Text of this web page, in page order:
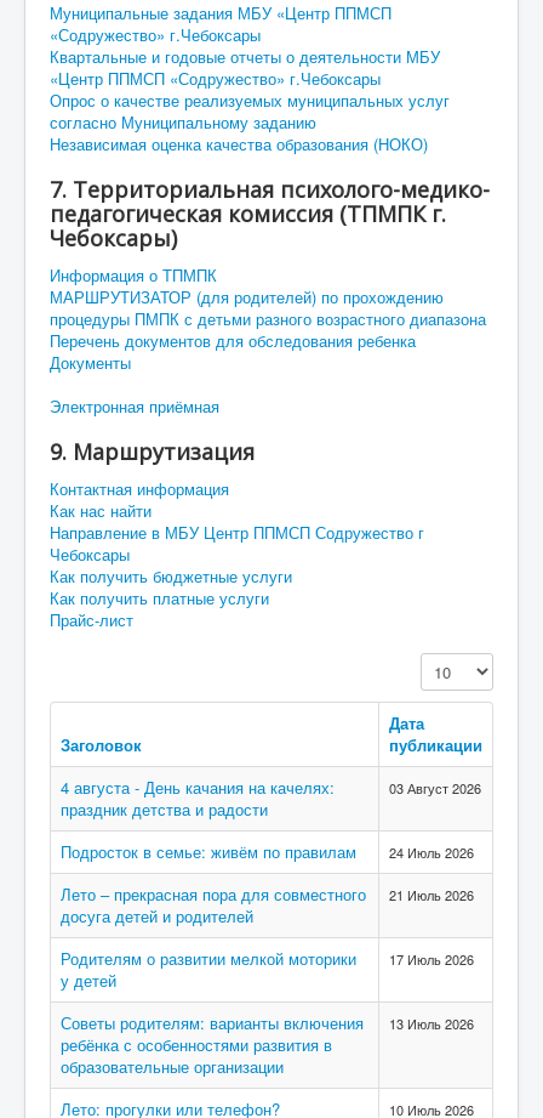
Муниципальные задания МБУ «Центр ППМСП
«Содружество» г.Чебоксары
Квартальные и годовые отчеты о деятельности МБУ
«Центр ППМСП «Содружество» г.Чебоксары
Опрос о качестве реализуемых муниципальных услуг
согласно Муниципальному заданию
Независимая оценка качества образования (НОКО)
7. Территориальная психолого-медико-
педагогическая комиссия (ТПМПК г.
Чебоксары)
Информация о ТПМПК
МАРШРУТИЗАТОР (для родителей) по прохождению
процедуры ПМПК с детьми разного возрастного диапазона
Перечень документов для обследования ребенка
Документы
Электронная приёмная
9. Маршрутизация
Контактная информация
Как нас найти
Направление в МБУ Центр ППМСП Содружество г
Чебоксары
Как получить бюджетные услуги
Как получить платные услуги
Прайс-лист
Кол-во строк:
Заголовок
Дата
публикации
4 августа - День качания на качелях:
праздник детства и радости
03 Август 2026
Подросток в семье: живём по правилам 24 Июль 2026
Лето – прекрасная пора для совместного
досуга детей и родителей
21 Июль 2026
Родителям о развитии мелкой моторики
у детей
17 Июль 2026
Советы родителям: варианты включения
ребёнка с особенностями развития в
образовательные организации
13 Июль 2026
Лето: прогулки или телефон? 10 Июль 2026